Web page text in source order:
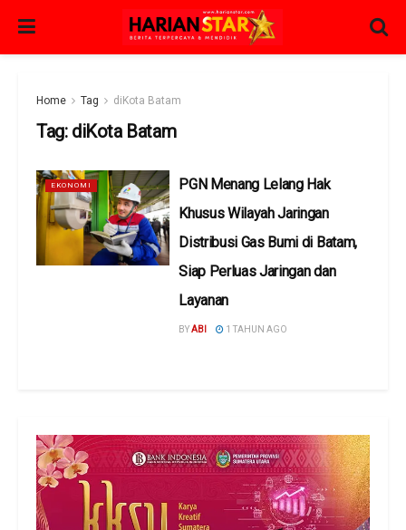
Home Tag diKota Batam
Tag: diKota Batam
EKONOMI
PGN Menang Lelang Hak
Khusus Wilayah Jaringan
Distribusi Gas Bumi di Batam,
Siap Perluas Jaringan dan
Layanan
BYABI 1 TAHUN AGO